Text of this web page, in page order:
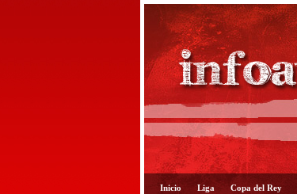
Inicio Liga Copa del Rey